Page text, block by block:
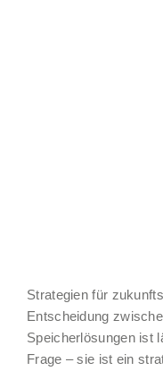
Strategien für
Entscheidung
Speicherlösungen ist
Frage – sie ist ein